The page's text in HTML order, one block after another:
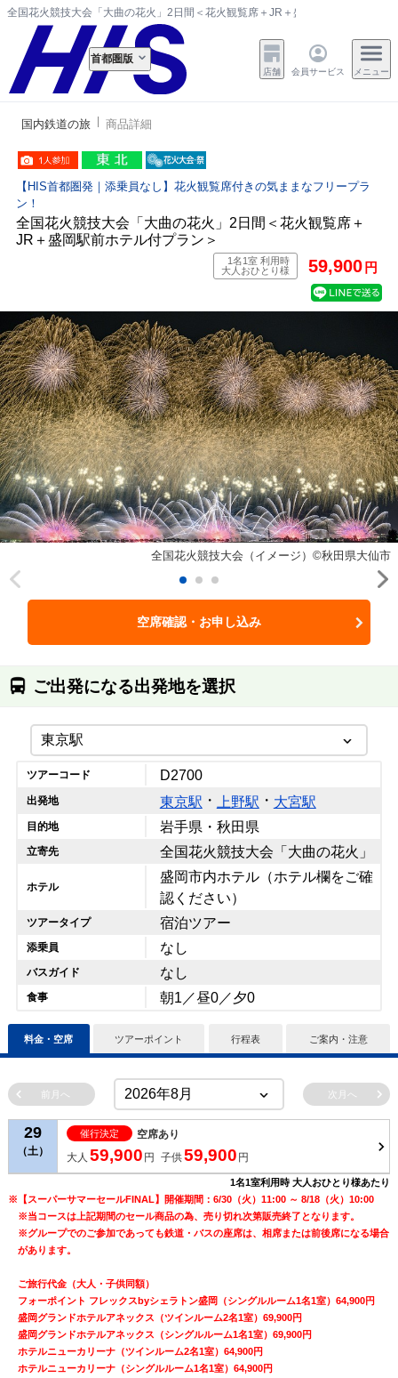
全国花火競技大会「大曲の花火」2日間＜花火観覧席＋JR＋盛岡駅前ホテル付プ
首都圏版
店舗 会員サービス メニュー
国内鉄道の旅 商品詳細
【HIS首都圏発｜添乗員なし】花火観覧席付きの気ままなフリープラ
ン！
全国花火競技大会「大曲の花火」2日間＜花火観覧席＋
JR＋盛岡駅前ホテル付プラン＞
1名1室 利用時
大人おひとり様
59,900 円
全国花火競技大会（イメージ）©秋田県大仙市
空席確認・お申し込み
ご出発になる出発地を選択
ツアーコード D2700
出発地 東京駅 ・ 上野駅 ・ 大宮駅
目的地 岩手県・秋田県
立寄先 全国花火競技大会「大曲の花火」
ホテル
盛岡市内ホテル（ホテル欄をご確
認ください）
ツアータイプ 宿泊ツアー
添乗員 なし
バスガイド なし
食事 朝1／昼0／夕0
料金・空席 ツアーポイント 行程表 ご案内・注意
前月へ 次月へ
29
（土）
催行決定 空席あり
大人 59,900 円 子供59,900 円
1名1室利用時 大人おひとり様あたり
※【スーパーサマーセールFINAL】開催期間：6/30（火）11:00 ～ 8/18（火）10:00
※当コースは上記期間のセール商品の為、売り切れ次第販売終了となります。
※グループでのご参加であっても鉄道・バスの座席は、相席または前後席になる場合
があります。
ご旅行代金（大人・子供同額）
フォーポイント フレックスbyシェラトン盛岡（シングルルーム1名1室）64,900円
盛岡グランドホテルアネックス（ツインルーム2名1室）69,900円
盛岡グランドホテルアネックス（シングルルーム1名1室）69,900円
ホテルニューカリーナ（ツインルーム2名1室）64,900円
ホテルニューカリーナ（シングルルーム1名1室）64,900円